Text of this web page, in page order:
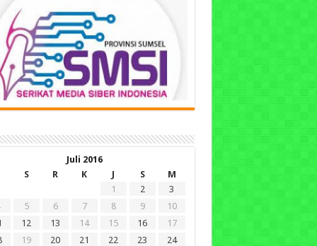
Juli 2016
S R K J S
M
1
2
3
5 6 7 8 9
10
12 13 14 15 16
17
19 20 21 22 23
24